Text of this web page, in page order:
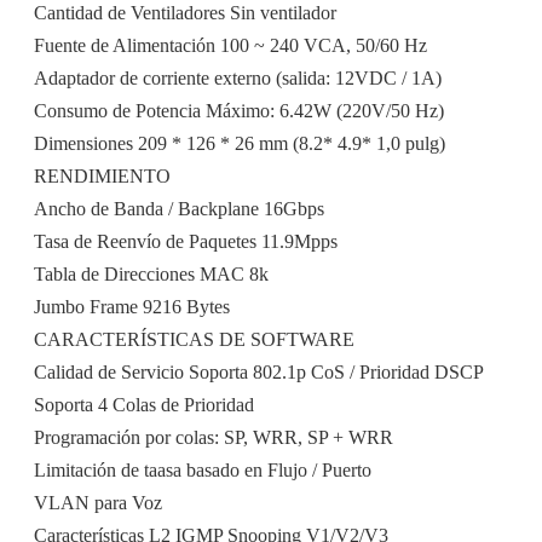
Cantidad de Ventiladores Sin ventilador
Fuente de Alimentación 100 ~ 240 VCA, 50/60 Hz
Adaptador de corriente externo (salida: 12VDC / 1A)
Consumo de Potencia Máximo: 6.42W (220V/50 Hz)
Dimensiones 209 * 126 * 26 mm (8.2* 4.9* 1,0 pulg)
RENDIMIENTO
Ancho de Banda / Backplane 16Gbps
Tasa de Reenvío de Paquetes 11.9Mpps
Tabla de Direcciones MAC 8k
Jumbo Frame 9216 Bytes
CARACTERÍSTICAS DE SOFTWARE
Calidad de Servicio Soporta 802.1p CoS / Prioridad DSCP
Soporta 4 Colas de Prioridad
Programación por colas: SP, WRR, SP + WRR
Limitación de taasa basado en Flujo / Puerto
VLAN para Voz
Características L2 IGMP Snooping V1/V2/V3